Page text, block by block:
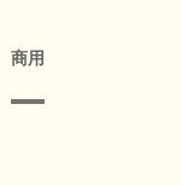
商用